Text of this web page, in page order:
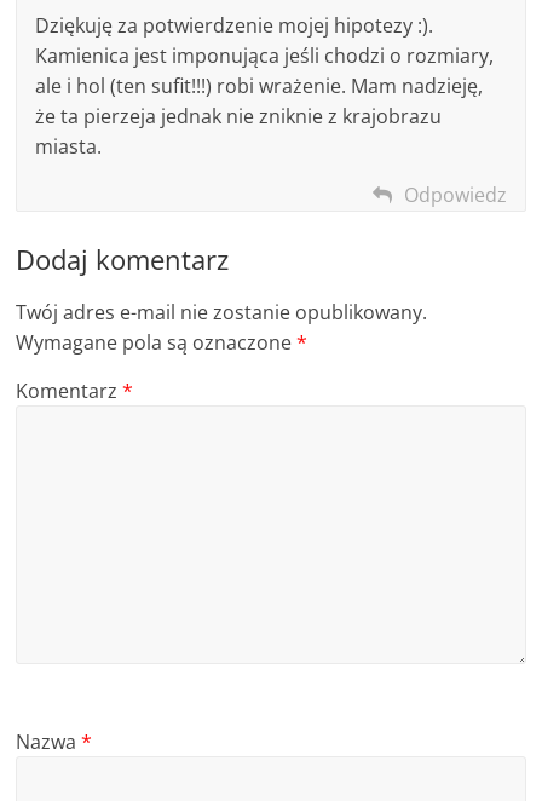
Dziękuję za potwierdzenie mojej hipotezy :).
Kamienica jest imponująca jeśli chodzi o rozmiary,
ale i hol (ten sufit!!!) robi wrażenie. Mam nadzieję,
że ta pierzeja jednak nie zniknie z krajobrazu
miasta.
Odpowiedz
Dodaj komentarz
Twój adres e-mail nie zostanie opublikowany.
Wymagane pola są oznaczone*
Komentarz*
Nazwa*